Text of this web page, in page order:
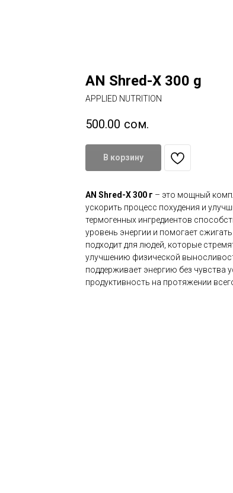
AN Shred-X 300 g
APPLIED NUTRITION
500.00 сом.
В корзину
AN Shred-X 300 г – это мощный
ускорить процесс похудения и
термогенных ингредиентов
уровень энергии и помогает
подходит для людей, которые
улучшению физической
поддерживает энергию без чувства
продуктивность на протяжении